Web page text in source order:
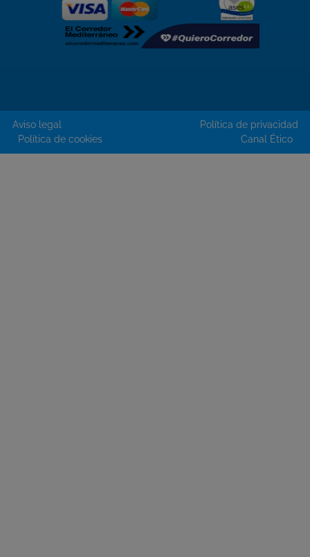
Aviso legal
Política de privacidad
Política de cookies
Canal Ético